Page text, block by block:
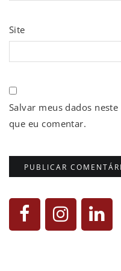
Site
Salvar meus dados
que eu comentar.